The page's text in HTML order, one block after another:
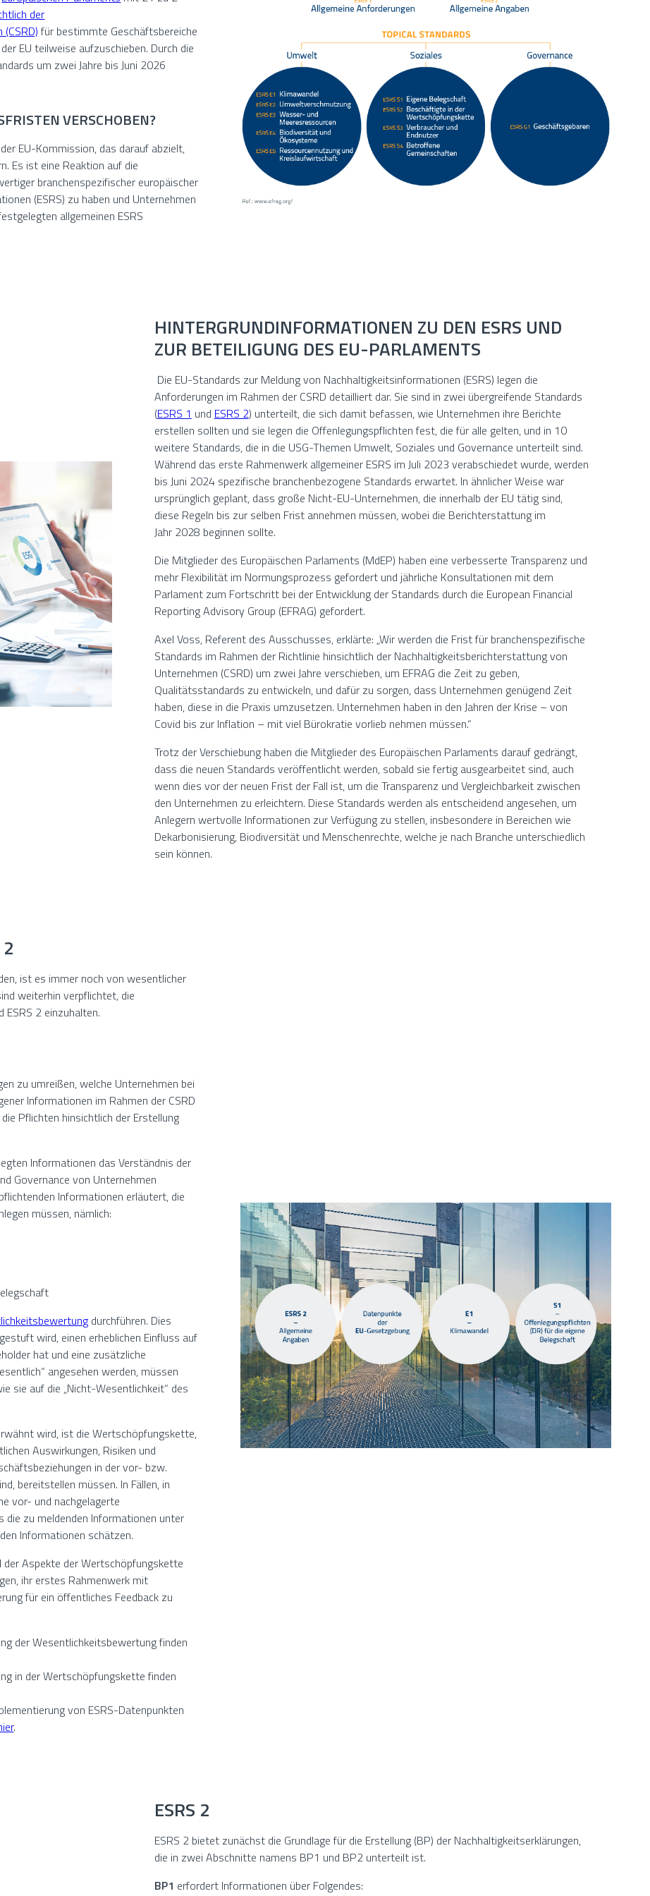
der
für bestimmte Geschäftsbereiche
EU teilweise aufzuschieben. Durch die
um zwei Jahre bis Juni 2026
VERSCHOBEN?
EU-Kommission, das darauf abzielt,
Es ist eine Reaktion auf die
branchenspezifischer europäischer
(ESRS) zu haben und Unternehmen
allgemeinen ESRS
HINTERGRUNDINFORMATIONEN ZU DEN ESRS UND
ZUR BETEILIGUNG DES EU-PARLAMENTS
Die EU-Standards zur Meldung von Nachhaltigkeitsinformationen (ESRS) legen die
Anforderungen im Rahmen der CSRD detailliert dar. Sie sind in zwei übergreifende Standards
(ESRS 1 und ESRS 2) unterteilt, die sich damit befassen, wie Unternehmen ihre Berichte
erstellen sollten und sie legen die Offenlegungspflichten fest, die für alle gelten, und in 10
weitere Standards, die in die USG-Themen Umwelt, Soziales und Governance unterteilt sind.
Während das erste Rahmenwerk allgemeiner ESRS im Juli 2023 verabschiedet wurde, werden
bis Juni 2024 spezifische branchenbezogene Standards erwartet. In ähnlicher Weise war
ursprünglich geplant, dass große Nicht-EU-Unternehmen, die innerhalb der EU tätig sind,
diese Regeln bis zur selben Frist annehmen müssen, wobei die Berichterstattung im
Jahr 2028 beginnen sollte.
Die Mitglieder des Europäischen Parlaments (MdEP) haben eine verbesserte Transparenz und
mehr Flexibilität im Normungsprozess gefordert und jährliche Konsultationen mit dem
Parlament zum Fortschritt bei der Entwicklung der Standards durch die European Financial
Reporting Advisory Group (EFRAG) gefordert.
Axel Voss, Referent des Ausschusses, erklärte: „Wir werden die Frist für branchenspezifische
Standards im Rahmen der Richtlinie hinsichtlich der Nachhaltigkeitsberichterstattung von
Unternehmen (CSRD) um zwei Jahre verschieben, um EFRAG die Zeit zu geben,
Qualitätsstandards zu entwickeln, und dafür zu sorgen, dass Unternehmen genügend Zeit
haben, diese in die Praxis umzusetzen. Unternehmen haben in den Jahren der Krise – von
Covid bis zur Inflation – mit viel Bürokratie vorlieb nehmen müssen.“
Trotz der Verschiebung haben die Mitglieder des Europäischen Parlaments darauf gedrängt,
dass die neuen Standards veröffentlicht werden, sobald sie fertig ausgearbeitet sind, auch
wenn dies vor der neuen Frist der Fall ist, um die Transparenz und Vergleichbarkeit zwischen
den Unternehmen zu erleichtern. Diese Standards werden als entscheidend angesehen, um
Anlegern wertvolle Informationen zur Verfügung zu stellen, insbesondere in Bereichen wie
Dekarbonisierung, Biodiversität und Menschenrechte, welche je nach Branche unterschiedlich
sein können.
ist es immer noch von wesentlicher
weiterhin verpflichtet, die
ESRS 2 einzuhalten.
zu umreißen, welche Unternehmen bei
Informationen im Rahmen der CSRD
Pflichten hinsichtlich der Erstellung
Informationen das Verständnis der
Governance von Unternehmen
Informationen erläutert, die
müssen, nämlich:
durchführen. Dies
wird, einen erheblichen Einfluss auf
hat und eine zusätzliche
angesehen werden, müssen
sie auf die „Nicht-Wesentlichkeit“ des
wird, ist die Wertschöpfungskette,
Auswirkungen, Risiken und
in der vor- bzw.
bereitstellen müssen. In Fällen, in
vor- und nachgelagerte
zu meldenden Informationen unter
Informationen schätzen.
Aspekte der Wertschöpfungskette
ihr erstes Rahmenwerk mit
für ein öffentliches Feedback zu
der Wesentlichkeitsbewertung finden
in der Wertschöpfungskette finden
von ESRS-Datenpunkten
.
ESRS 2
ESRS 2 bietet zunächst die Grundlage für die Erstellung (BP) der Nachhaltigkeitserklärungen,
die in zwei Abschnitte namens BP1 und BP2 unterteilt ist.
BP1 erfordert Informationen über Folgendes: